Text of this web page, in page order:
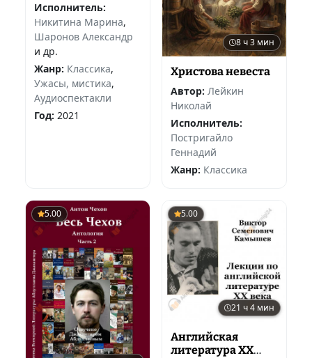
Исполнитель:
Никитина Марина,
Шаронов Александр
и др.
Жанр: Классика,
Ужасы, мистика,
Аудиоспектакли
Год: 2021
8 ч 3 мин
Христова невеста
Автор: Лейкин
Николай
Исполнитель:
Постригайло
Геннадий
Жанр: Классика
5.00 5.00
21 ч 4 мин
Английская
литература ХХ